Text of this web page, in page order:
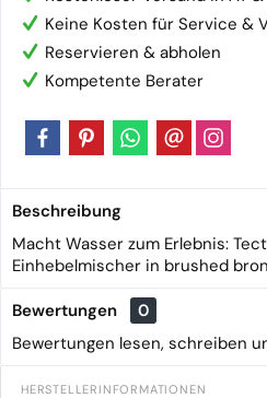
Keine Kosten für Service &
Reservieren & abholen
Kompetente Berater
Beschreibung
Macht Wasser zum Erlebnis:
Einhebelmischer in brushed
Bewertungen
0
Bewertungen lesen, schreiben
HERSTELLERINFORMATIONEN